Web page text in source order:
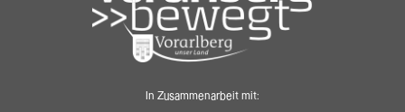
In Zusammenarbeit mit: